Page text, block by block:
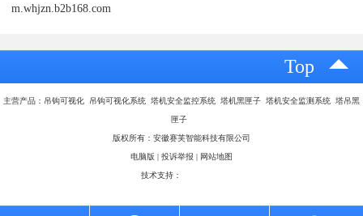
m.whjzn.b2b168.com
Top
主营产品：吊钩可视化 吊钩可视化系统 塔机安全监控系统 塔机黑匣子 塔机安全监测系统 塔吊黑
匣子
版权所有：安徽赛芙智能科技有限公司
电脑版 投诉举报 网站地图
技术支持：